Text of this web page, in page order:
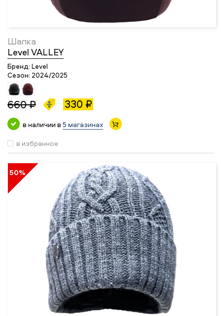
Шапка
Level VALLEY
Бренд: Level
Сезон: 2024/2025
660 ₽ 330 ₽
в наличии в 5 магазинах
в избранное
50%